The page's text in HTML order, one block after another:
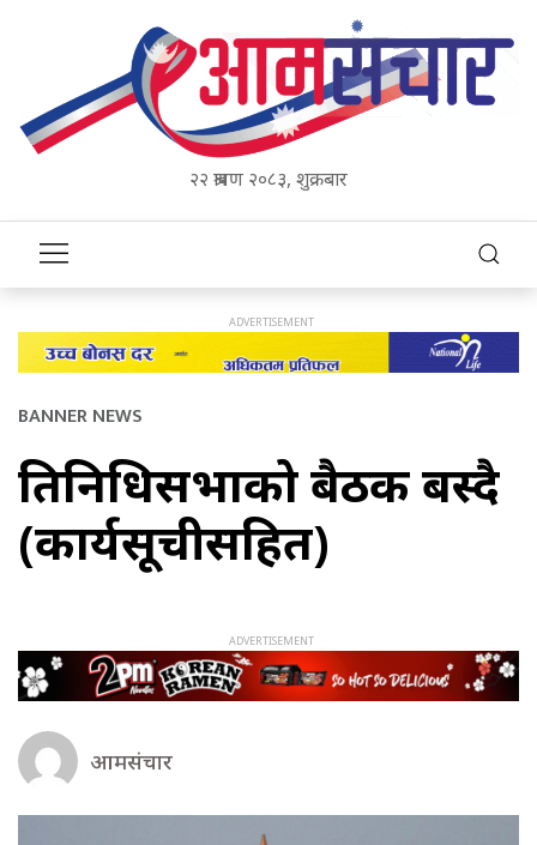
२२ श्रावण २०८३, शुक्रबार
BANNER NEWS
प्रतिनिधिसभाको बैठक बस्दै
(कार्यसूचीसहित)
आमसंचार